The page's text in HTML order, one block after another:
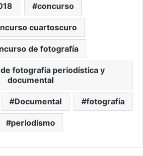
concurso
cuartoscuro
de fotografía
fotografía periodística y
documental
Documental fotografía
periodismo